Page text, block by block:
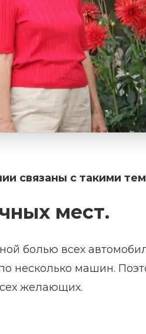
связаны с такими
мест.
болью всех
несколько машин.
желающих.